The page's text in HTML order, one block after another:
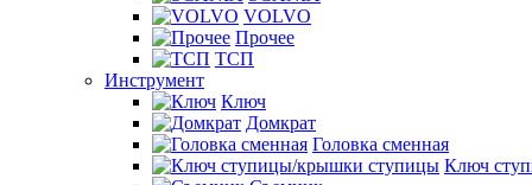
VOLVO
Прочее
ТСП
Инструмент
Ключ
Домкрат
Головка сменная
Ключ